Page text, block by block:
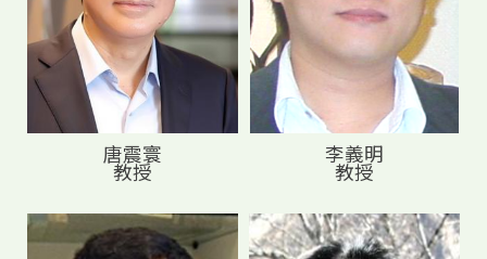
唐震寰
教授
李義明
教授